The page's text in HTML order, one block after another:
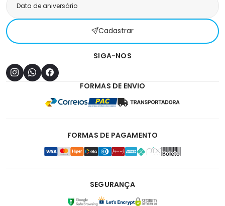
Cadastrar
SIGA-NOS
FORMAS DE ENVIO
FORMAS DE PAGAMENTO
SEGURANÇA